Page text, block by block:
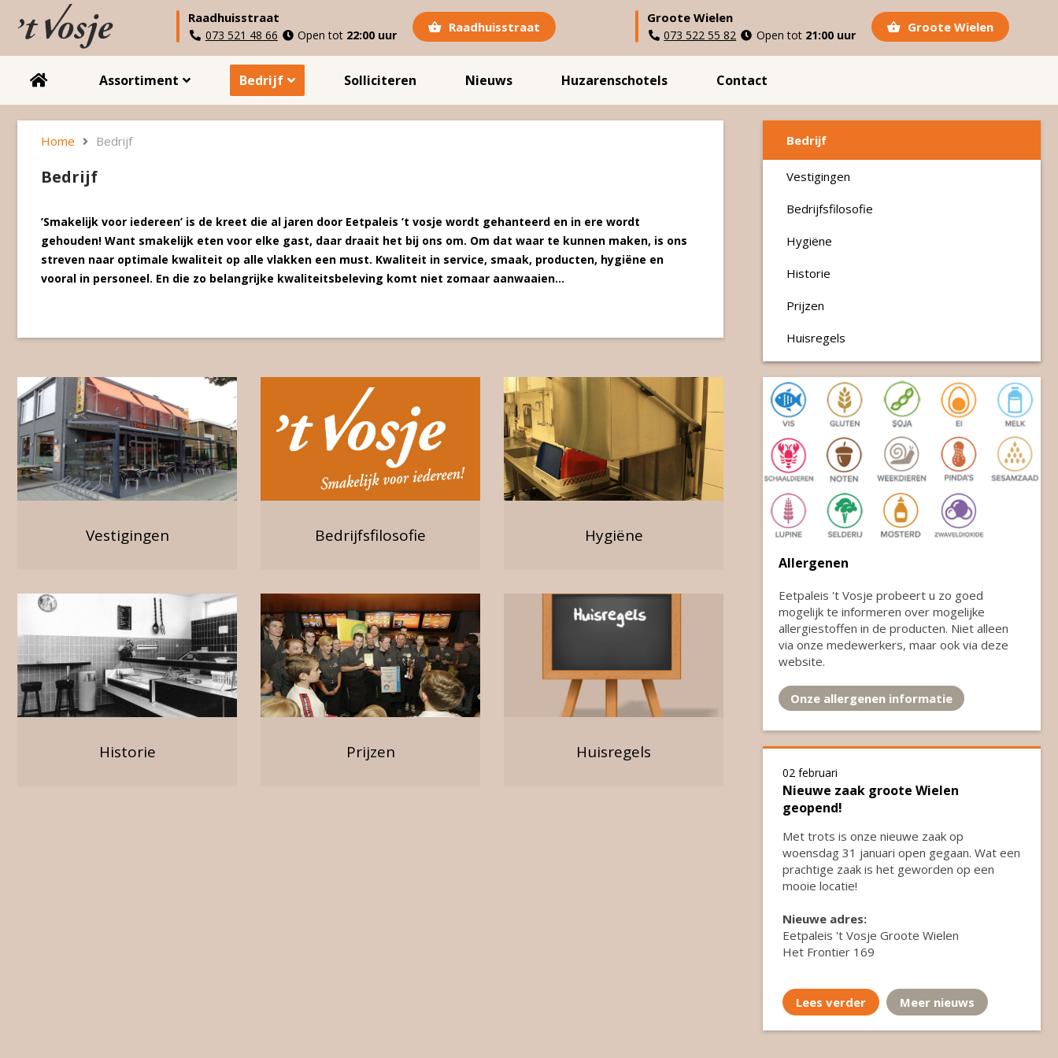
Raadhuisstraat
073 521 48 66 Open tot 22:00 uur
Raadhuisstraat
Groote Wielen
073 522 55 82 Open tot 21:00 uur
Groote Wielen
Assortiment Bedrijf Solliciteren Nieuws Huzarenschotels Contact
Home Bedrijf
Bedrijf
’Smakelijk voor iedereen’ is de kreet die al jaren door Eetpaleis ’t vosje wordt gehanteerd en in ere wordt
gehouden! Want smakelijk eten voor elke gast, daar draait het bij ons om. Om dat waar te kunnen maken, is ons
streven naar optimale kwaliteit op alle vlakken een must. Kwaliteit in service, smaak, producten, hygiëne en
vooral in personeel. En die zo belangrijke kwaliteitsbeleving komt niet zomaar aanwaaien...
Vestigingen Bedrijfsfilosofie Hygiëne
Historie Prijzen Huisregels
Bedrijf
Vestigingen
Bedrijfsfilosofie
Hygiëne
Historie
Prijzen
Huisregels
Allergenen
Eetpaleis 't Vosje probeert u zo goed
mogelijk te informeren over mogelijke
allergiestoffen in de producten. Niet alleen
via onze medewerkers, maar ook via deze
website.
Onze allergenen informatie
02 februari
Nieuwe zaak groote Wielen
geopend!
Met trots is onze nieuwe zaak op
woensdag 31 januari open gegaan. Wat een
prachtige zaak is het geworden op een
mooie locatie!
Nieuwe adres:
Eetpaleis 't Vosje Groote Wielen
Het Frontier 169
Lees verder Meer nieuws